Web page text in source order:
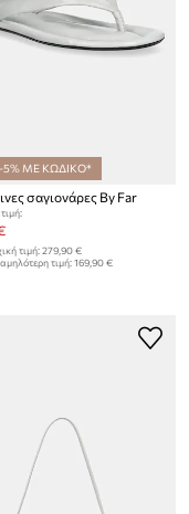
5% ΜΕ ΚΩΔΙΚΟ*
σαγιονάρες By Far
τιμή:279,90 €
τιμή:169,90 €